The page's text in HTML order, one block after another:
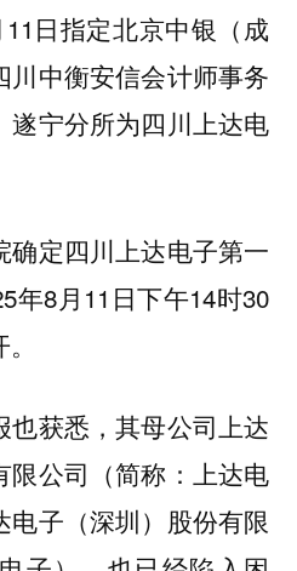
日指定北京中银（成
川中衡安信会计师事务
遂宁分所为四川上达电
确定四川上达电子第一
年8月11日下午14时30
也获悉，其母公司上达
限公司（简称：上达电
子（深圳）股份有限